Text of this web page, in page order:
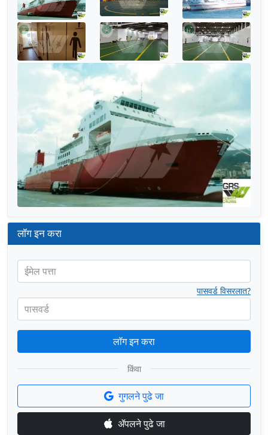
पुढील
लॉग इन करा
ईमेल पत्ता
पासवर्ड
पासवर्ड विसरलात?
लॉग इन करा
किंवा
गुगलने पुढे जा
ॲपलने पुढे जा